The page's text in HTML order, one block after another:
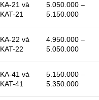
KA-21 và
KAT-21
5.050.000 –
5.150.000
KA-22 và
KAT-22
4.950.000 –
5.050.000
KA-41 và
KAT-41
5.150.000 –
5.350.000